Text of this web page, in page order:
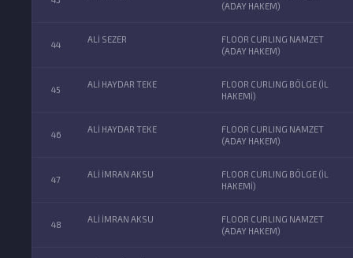
(ADAY HAKEM)
44
ALİ SEZER
FLOOR CURLING NAMZET
(ADAY HAKEM)
45
ALİ HAYDAR TEKE
FLOOR CURLING BÖLGE (İL
HAKEMİ)
46
ALİ HAYDAR TEKE
FLOOR CURLING NAMZET
(ADAY HAKEM)
47
ALİ İMRAN AKSU
FLOOR CURLING BÖLGE (İL
HAKEMİ)
48
ALİ İMRAN AKSU
FLOOR CURLING NAMZET
(ADAY HAKEM)